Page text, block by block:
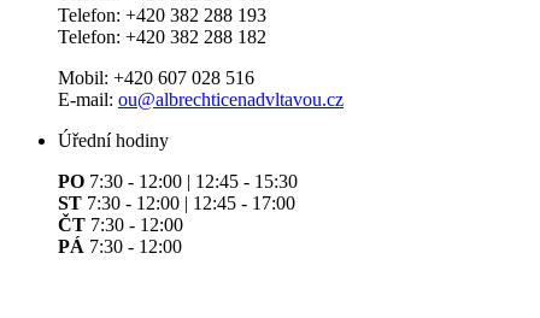
Telefon: +420 382 288 193
Telefon: +420 382 288 182
Mobil: +420 607 028 516
E-mail: ou@albrechticenadvltavou.cz
Úřední hodiny
PO 7:30 - 12:00 | 12:45 - 15:30
ST 7:30 - 12:00 | 12:45 - 17:00
ČT 7:30 - 12:00
PÁ 7:30 - 12:00